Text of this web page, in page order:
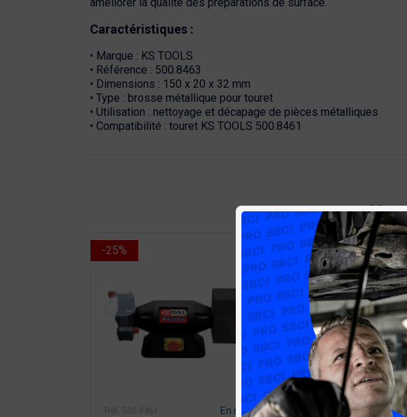
Caractéristiques :
• Marque : KS TOOLS
• Référence : 500.8463
• Dimensions : 150 x 20 x 32 mm
• Type : brosse métallique pour touret
• Utilisation : nettoyage et décapage de pièces métalliques
• Compatibilité : touret KS TOOLS 500.8461
Réf. 500.8461
En stock
-25% -25%